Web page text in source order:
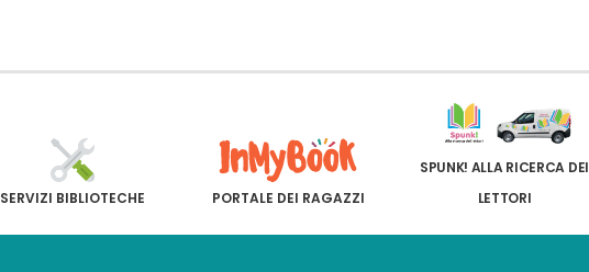
SERVIZI BIBLIOTECHE PORTALE DEI RAGAZZI
SPUNK! ALLA RICERCA DEI
LETTORI